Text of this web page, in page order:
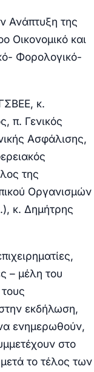
Ανάπτυξη της
Οικονομικό και
Φορολογικό-
κ.
π. Γενικός
Ασφάλισης,
της
Οργανισμών
κ. Δημήτρης
– μέλη του
εκδήλωση,
να ενημερωθούν,
στο
το τέλος των